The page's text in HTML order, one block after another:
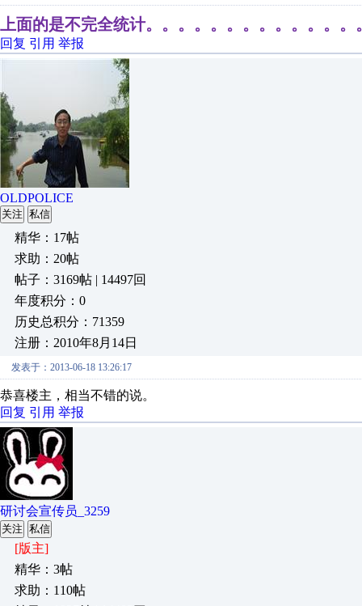
上面的是不完全统计。。。。。。。。。。。。。
回复 引用 举报
OLDPOLICE
关注 私信
精华：17帖
求助：20帖
帖子：3169帖 | 14497回
年度积分：0
历史总积分：71359
注册：2010年8月14日
发表于：2013-06-18 13:26:17
恭喜楼主，相当不错的说。
回复 引用 举报
研讨会宣传员_3259
关注 私信
[版主]
精华：3帖
求助：110帖